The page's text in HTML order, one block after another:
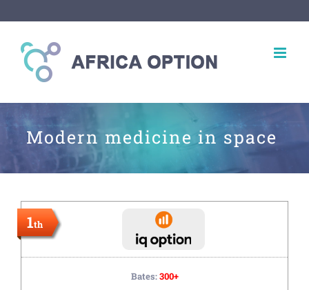
Modern medicine in space
1th
Bates:300+